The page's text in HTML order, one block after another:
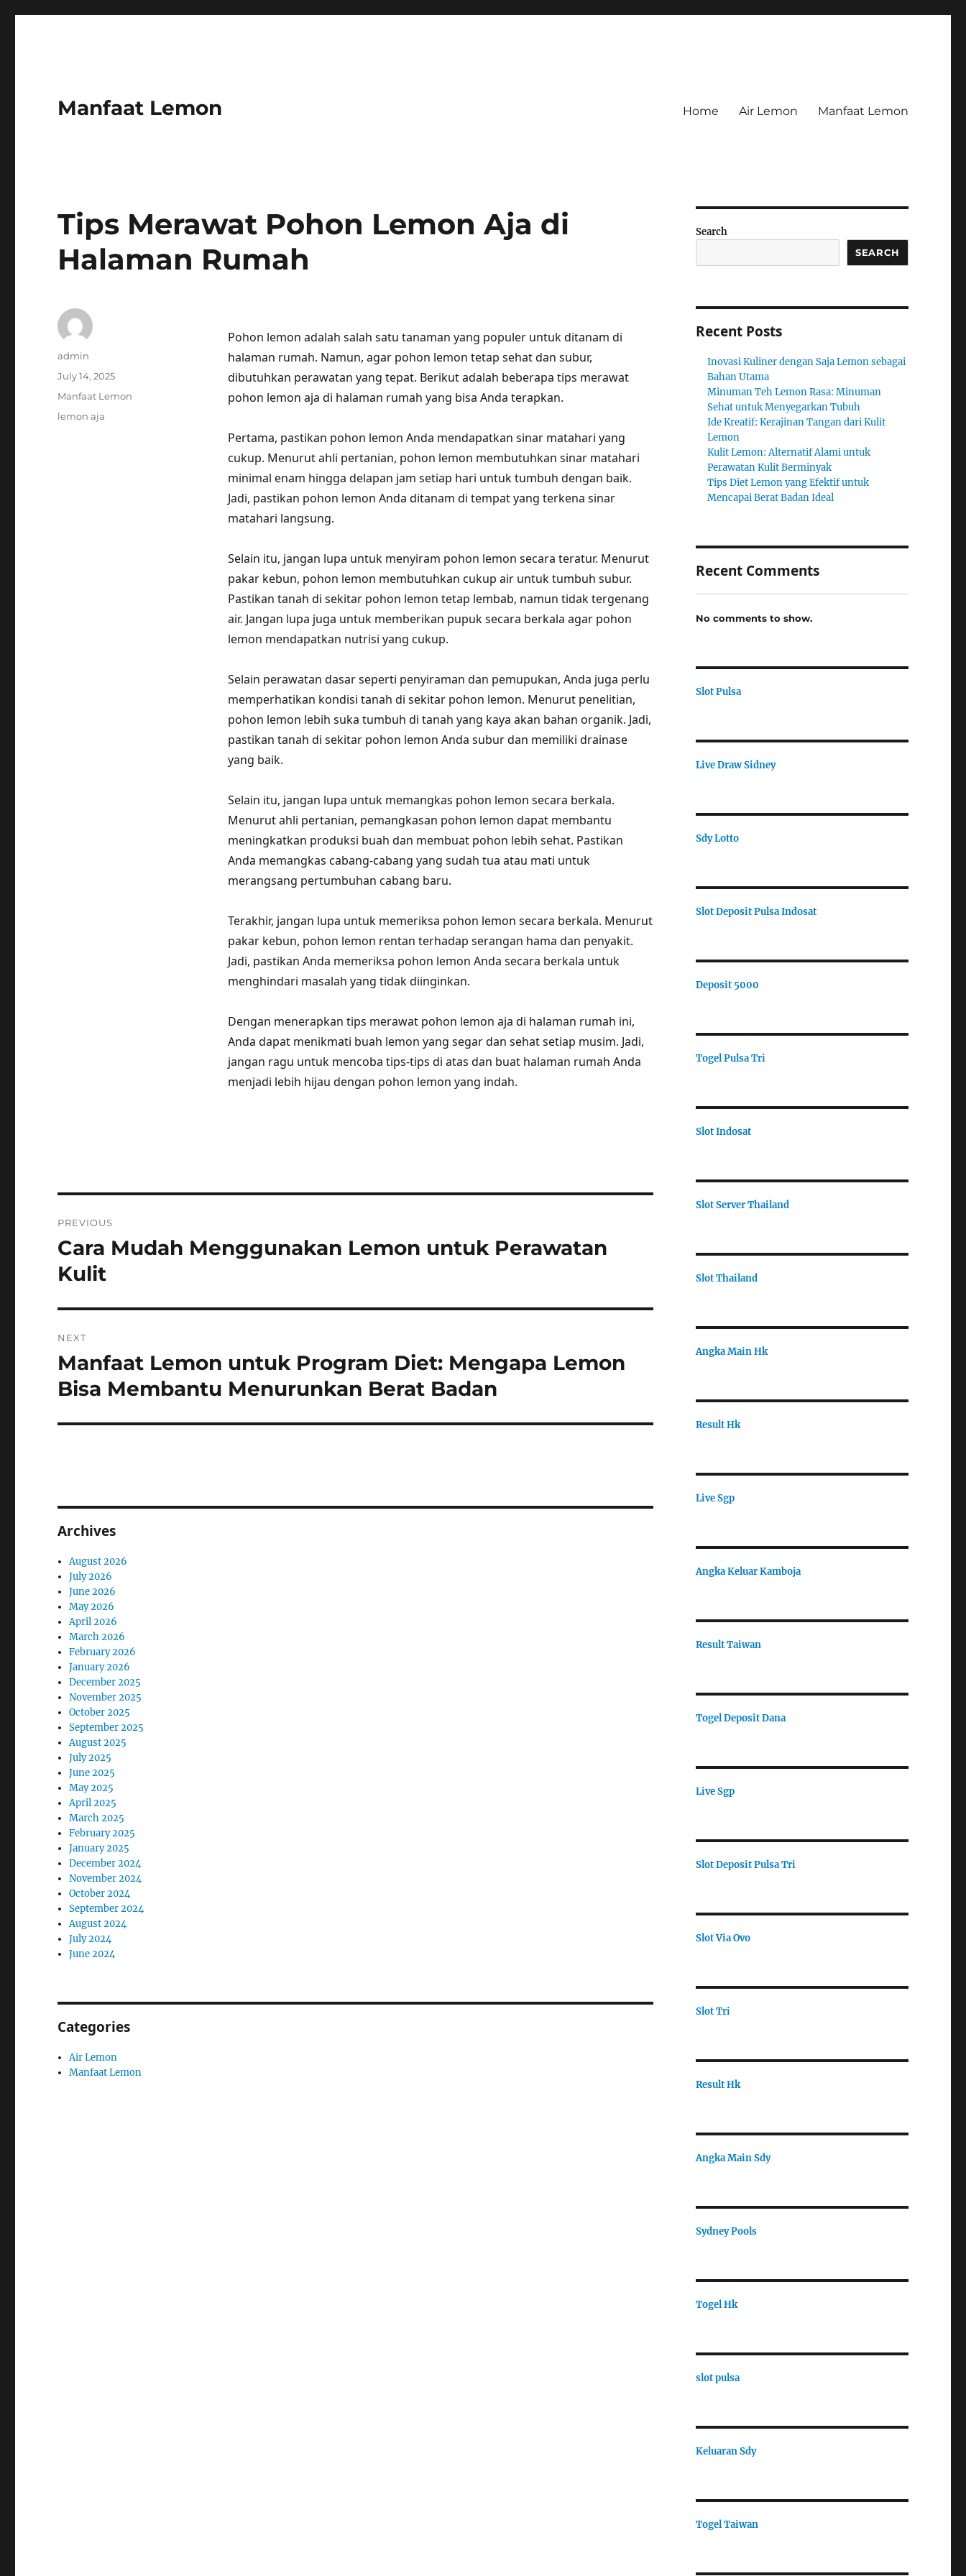
Manfaat Lemon Home Air Lemon Manfaat Lemon
Tips Merawat Pohon Lemon Aja di
Halaman Rumah
Pohon lemon adalah salah satu tanaman yang populer untuk ditanam di
halaman rumah. Namun, agar pohon lemon tetap sehat dan subur,
dibutuhkan perawatan yang tepat. Berikut adalah beberapa tips merawat
pohon lemon aja di halaman rumah yang bisa Anda terapkan.
Pertama, pastikan pohon lemon Anda mendapatkan sinar matahari yang
cukup. Menurut ahli pertanian, pohon lemon membutuhkan sinar matahari
minimal enam hingga delapan jam setiap hari untuk tumbuh dengan baik.
Jadi, pastikan pohon lemon Anda ditanam di tempat yang terkena sinar
matahari langsung.
Selain itu, jangan lupa untuk menyiram pohon lemon secara teratur. Menurut
pakar kebun, pohon lemon membutuhkan cukup air untuk tumbuh subur.
Pastikan tanah di sekitar pohon lemon tetap lembab, namun tidak tergenang
air. Jangan lupa juga untuk memberikan pupuk secara berkala agar pohon
lemon mendapatkan nutrisi yang cukup.
Selain perawatan dasar seperti penyiraman dan pemupukan, Anda juga perlu
memperhatikan kondisi tanah di sekitar pohon lemon. Menurut penelitian,
pohon lemon lebih suka tumbuh di tanah yang kaya akan bahan organik. Jadi,
pastikan tanah di sekitar pohon lemon Anda subur dan memiliki drainase
yang baik.
Selain itu, jangan lupa untuk memangkas pohon lemon secara berkala.
Menurut ahli pertanian, pemangkasan pohon lemon dapat membantu
meningkatkan produksi buah dan membuat pohon lebih sehat. Pastikan
Anda memangkas cabang-cabang yang sudah tua atau mati untuk
merangsang pertumbuhan cabang baru.
Terakhir, jangan lupa untuk memeriksa pohon lemon secara berkala. Menurut
pakar kebun, pohon lemon rentan terhadap serangan hama dan penyakit.
Jadi, pastikan Anda memeriksa pohon lemon Anda secara berkala untuk
menghindari masalah yang tidak diinginkan.
Dengan menerapkan tips merawat pohon lemon aja di halaman rumah ini,
Anda dapat menikmati buah lemon yang segar dan sehat setiap musim. Jadi,
jangan ragu untuk mencoba tips-tips di atas dan buat halaman rumah Anda
menjadi lebih hijau dengan pohon lemon yang indah.
Author
admin
Posted
July 14, 2025
Categories
Manfaat Lemon
Tags
lemon aja
navigation
PREVIOUS
Previous
post:
Cara Mudah Menggunakan Lemon untuk Perawatan
Kulit
NEXT
Next
post:
Manfaat Lemon untuk Program Diet: Mengapa Lemon
Bisa Membantu Menurunkan Berat Badan
Archives
August 2026
July 2026
June 2026
May 2026
April 2026
March 2026
February 2026
January 2026
December 2025
November 2025
October 2025
September 2025
August 2025
July 2025
June 2025
May 2025
April 2025
March 2025
February 2025
January 2025
December 2024
November 2024
October 2024
September 2024
August 2024
July 2024
June 2024
Categories
Air Lemon
Manfaat Lemon
Search
SEARCH
Recent Posts
Inovasi Kuliner dengan Saja Lemon sebagai
Bahan Utama
Minuman Teh Lemon Rasa: Minuman
Sehat untuk Menyegarkan Tubuh
Ide Kreatif: Kerajinan Tangan dari Kulit
Lemon
Kulit Lemon: Alternatif Alami untuk
Perawatan Kulit Berminyak
Tips Diet Lemon yang Efektif untuk
Mencapai Berat Badan Ideal
Recent Comments
No comments to show.
Slot Pulsa
Live Draw Sidney
Sdy Lotto
Slot Deposit Pulsa Indosat
Deposit 5000
Togel Pulsa Tri
Slot Indosat
Slot Server Thailand
Slot Thailand
Angka Main Hk
Result Hk
Live Sgp
Angka Keluar Kamboja
Result Taiwan
Togel Deposit Dana
Live Sgp
Slot Deposit Pulsa Tri
Slot Via Ovo
Slot Tri
Result Hk
Angka Main Sdy
Sydney Pools
Togel Hk
slot pulsa
Keluaran Sdy
Togel Taiwan